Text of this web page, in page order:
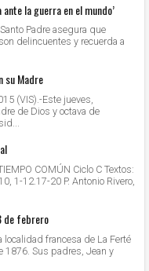
la guerra en el mundo’
Padre asegura que
delincuentes y recuerda a
su Madre
(VIS).-Este jueves,
de Dios y octava de
COMÚN Ciclo C Textos:
1-12.17-20 P. Antonio Rivero,
de febrero
localidad francesa de La Ferté
1876. Sus padres, Jean y